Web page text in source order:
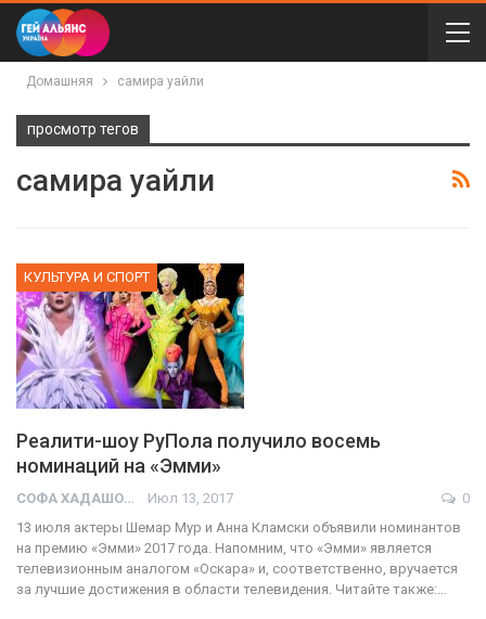
Домашняя самира уайли
просмотр тегов
самира уайли
КУЛЬТУРА И СПОРТ
Реалити-шоу РуПола получило восемь
номинаций на «Эмми»
СОФА ХАДАШОТ Июл 13, 2017
0
13 июля актеры Шемар Мур и Анна Кламски объявили номинантов
на премию «Эмми» 2017 года. Напомним, что «Эмми» является
телевизионным аналогом «Оскара» и, соответственно, вручается
за лучшие достижения в области телевидения. Читайте также:…